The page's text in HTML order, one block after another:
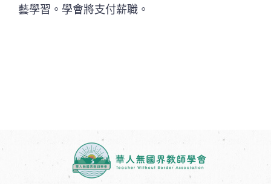
藝學習。學會將支付薪職。